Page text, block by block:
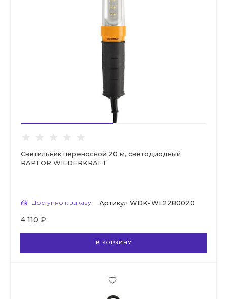
Светильник переносной 20 м, светодиодный
RAPTOR WIEDERKRAFT
Доступно к заказу Артикул WDK-WL2280020
4 110 ₽
В КОРЗИНУ